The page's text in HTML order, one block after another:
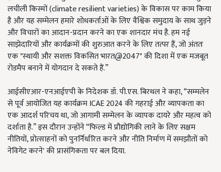
लचीली किस्मों (climate resilient varieties) के विकास पर काम किया
है और यह सम्मेलन हमारे शोधकर्ताओं के लिए वैश्विक समुदाय के साथ जुड़ने
और विचारों का आदान-प्रदान करने का एक शानदार मंच है. हम नई
साझेदारियों और कार्यक्रमों की शुरुआत करने के लिए तत्पर हैं, जो अंततः
एक "स्थायी और सशक्त विकसित भारत@2047" की दिशा में एक मजबूत
रोडमैप बनाने में योगदान दे सकते हैं.”
आईसीएआर-एनआईएपी के निदेशक डॉ. पी.एस. बिरथल ने कहा, “सम्मलेन
से पूर्व आयोजित यह कार्यक्रम ICAE 2024 की गहराई और व्यापकता का
एक आदर्श परिचय था, जो आगामी सम्मेलन के व्यापक दायरे और महत्व को
दर्शाता है.” इस दौरान उन्होंने “फिल्ड में प्रौद्योगिकी लाने के लिए सक्षम
नीतियों, प्रोत्साहनों को पुनर्निर्धारित करने और नीति निर्माण में समझौतों को
नेविगेट करने' की प्रासंगिकता पर बल दिया.